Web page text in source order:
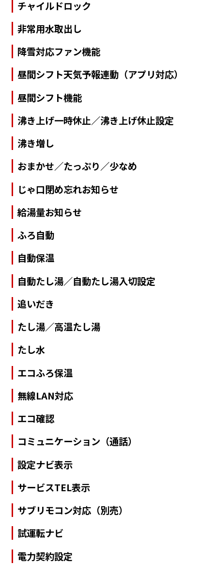
チャイルドロック
非常用水取出し
降雪対応ファン機能
昼間シフト天気予報連動（アプリ対応）
昼間シフト機能
沸き上げ一時休止／沸き上げ休止設定
沸き増し
おまかせ／たっぷり／少なめ
じゃ口閉め忘れお知らせ
給湯量お知らせ
ふろ自動
自動保温
自動たし湯／自動たし湯入切設定
追いだき
たし湯／高温たし湯
たし水
エコふろ保温
無線LAN対応
エコ確認
コミュニケーション（通話）
設定ナビ表示
サービスTEL表示
サブリモコン対応（別売）
試運転ナビ
電力契約設定